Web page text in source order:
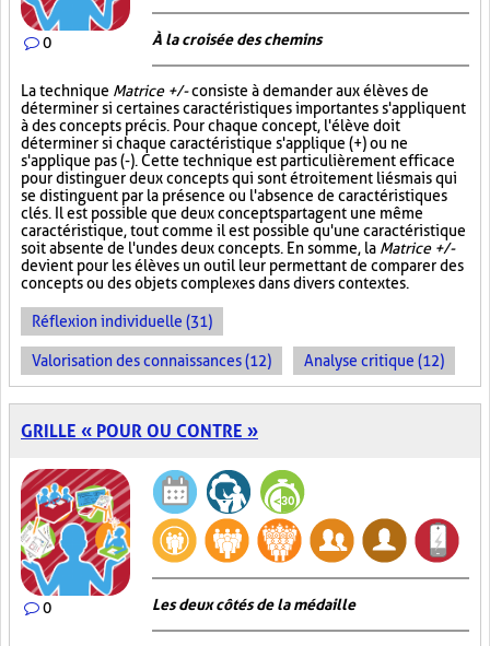
0 À la croisée des chemins
La technique Matrice +/-consiste à demander aux élèves de
déterminer si certaines caractéristiques importantes s'appliquent
à des concepts précis. Pour chaque concept, l'élève doit
déterminer si chaque caractéristique s'applique (+) ou ne
s'applique pas (-). Cette technique est particulièrement efficace
pour distinguer deux concepts qui sont étroitement liés mais qui
se distinguent par la présence ou l'absence de caractéristiques
clés. Il est possible que deux concepts partagent une même
caractéristique, tout comme il est possible qu'une caractéristique
soit absente de l'un des deux concepts. En somme, la Matrice +/-
devient pour les élèves un outil leur permettant de comparer des
concepts ou des objets complexes dans divers contextes.
Réflexion individuelle (31)
Valorisation des connaissances (12) Analyse critique (12)
GRILLE « POUR OU CONTRE »
0 Les deux côtés de la médaille